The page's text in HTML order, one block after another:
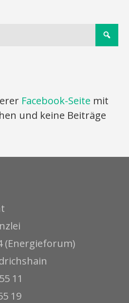
Facebook-Seite mit
und keine Beiträge
(Energieforum)
11
19